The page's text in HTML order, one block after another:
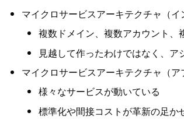
マイクロサービスアーキテクチャ（イ
複数ドメイン、複数アカウント、
見越して作ったわけではなく、
マイクロサービスアーキテクチャ（ア
様々なサービスが動いている
標準化や間接コストが革新の足か